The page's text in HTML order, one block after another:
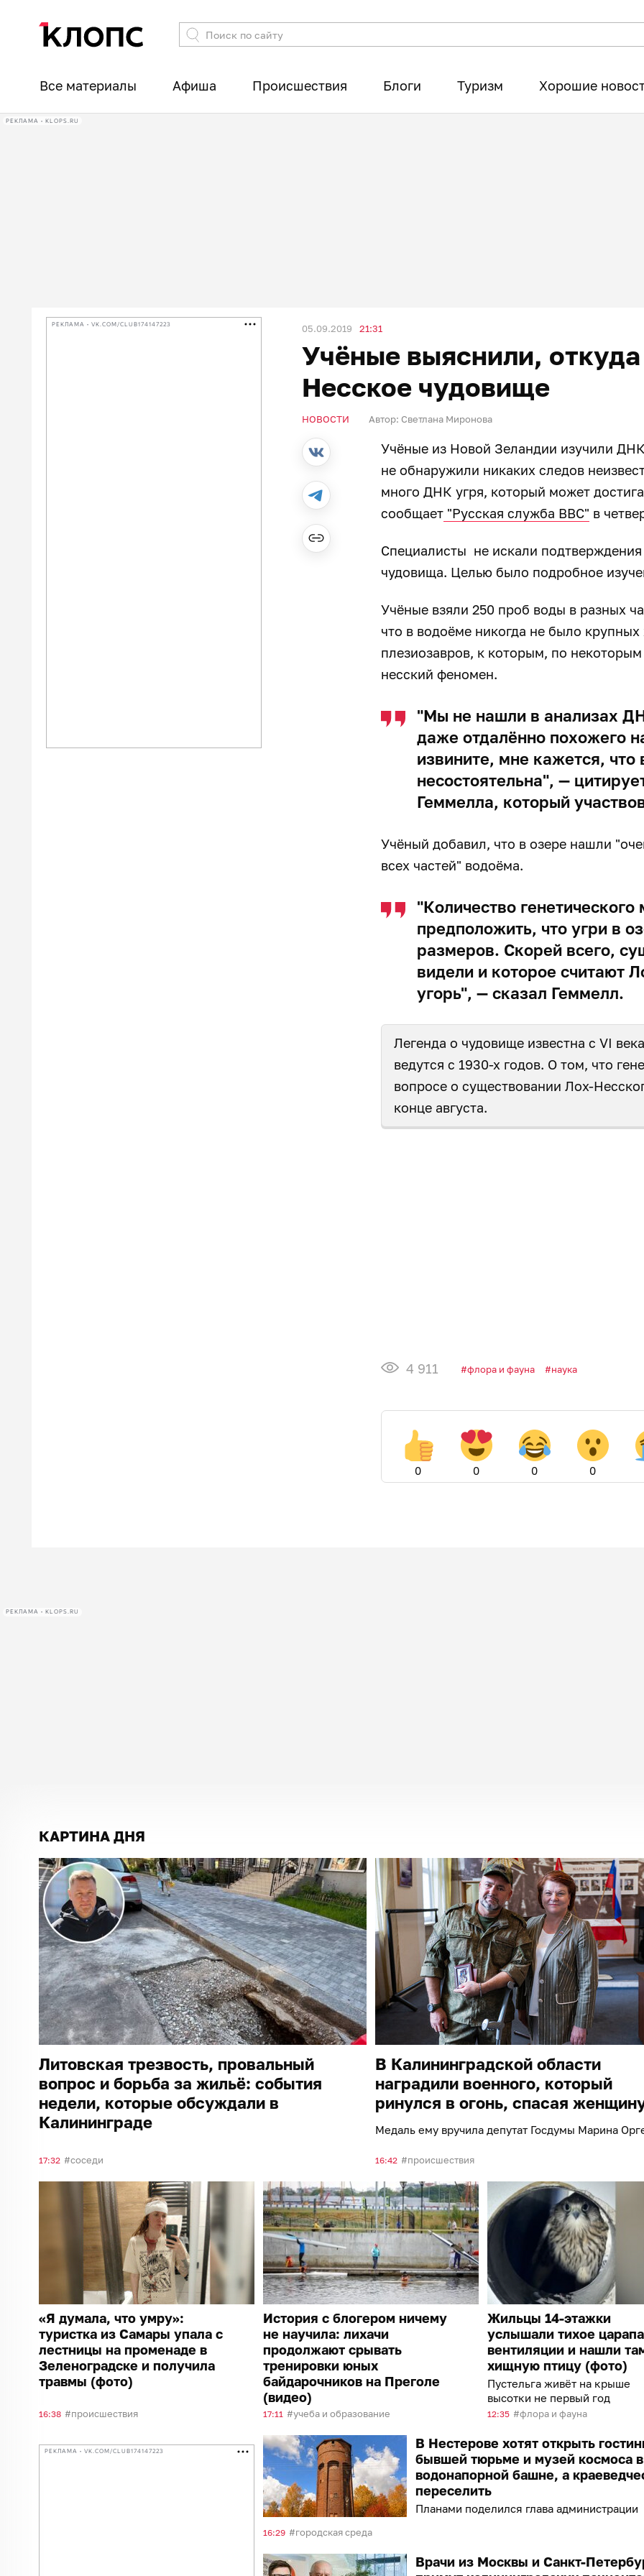
Все материалы Афиша Происшествия Блоги Туризм Хорошие
РЕКЛАМА • KLOPS.RU
РЕКЛАМА • VK.COM/CLUB174147223 05.09.2019 21:31
Учёные выяснили,
Несское чудовище
НОВОСТИ Автор: Светлана Миронова
Учёные из Новой Зеландии изучили
не обнаружили никаких следов
много ДНК угря, который может
сообщает "Русская служба ВВС" в
Специалисты не искали
чудовища. Целью было подробное
Учёные взяли 250 проб воды в разных
что в водоёме никогда не было
плезиозавров, к которым, по
несский феномен.
"Мы не нашли в анализах
даже отдалённо похожего
извините, мне кажется, что
несостоятельна", —
Геммелла, который
Учёный добавил, что в озере нашли
всех частей" водоёма.
"Количество
предположить, что угри в
размеров. Скорей всего,
видели и которое считают
угорь", — сказал Геммелл.
Легенда о чудовище известна с VI
ведутся с 1930-х годов. О том, что
вопросе о существовании Лох-
конце августа.
4 911 флора и фауна наука
0 0 0 0
РЕКЛАМА • KLOPS.RU
КАРТИНА ДНЯ
Литовская трезвость, провальный
вопрос и борьба за жильё: события
недели, которые обсуждали в
Калининграде
17:32 соседи
В Калининградской области
наградили военного, который
ринулся в огонь, спасая
Медаль ему вручила депутат Госдумы Марина
16:42 происшествия
«Я думала, что умру»:
туристка из Самары упала с
лестницы на променаде в
Зеленоградске и получила
травмы (фото)
16:38 происшествия
История с блогером ничему
не научила: лихачи
продолжают срывать
тренировки юных
байдарочников на Преголе
(видео)
17:11 учеба и образование
Жильцы 14-этажки
услышали тихое
вентиляции и нашли
хищную птицу (фото)
Пустельга живёт на крыше
высотки не первый год
12:35 флора и фауна
РЕКЛАМА • VK.COM/CLUB174147223
В Нестерове хотят открыть
бывшей тюрьме и музей космоса в
водонапорной башне, а
переселить
Планами поделился глава администрации
16:29 городская среда
Врачи из Москвы и Санкт-